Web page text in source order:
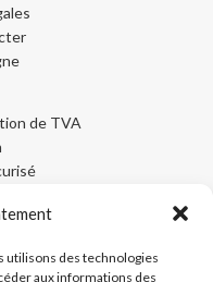
utilisons des technologies
aux informations des
de TVA